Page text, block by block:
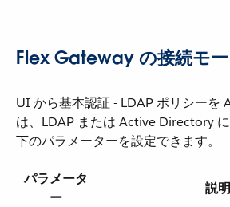
Flex Gateway の接続モ
UI から基本認証 - LDAP ポリシーを
は、LDAP または Active Directory
下のパラメーターを設定できます。
パラメータ
ー
説明